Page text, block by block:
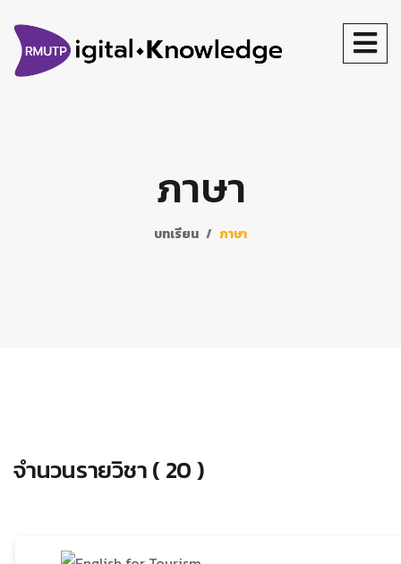
ภาษา
บทเรียน ภาษา
จำนวนรายวิชา ( 20 )